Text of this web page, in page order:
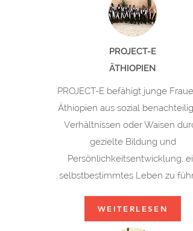
PROJECT-E
ÄTHIOPIEN
PROJECT-E befähigt junge
Äthiopien aus sozial
Verhältnissen oder Waisen
gezielte Bildung und
Persönlichkeitsentwicklung, ein
selbstbestimmtes Leben zu
WEITERLESEN